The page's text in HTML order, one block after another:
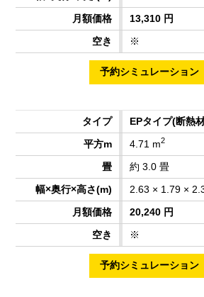
13,310 円
※
EPタイプ(断熱
4.71 m2
約 3.0 畳
2.63 × 1.79 ×
20,240 円
※